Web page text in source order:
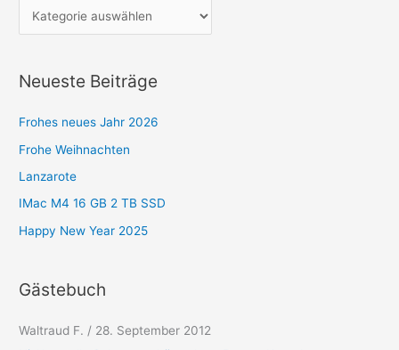
e
o
n
Neueste Beiträge
Frohes neues Jahr 2026
Frohe Weihnachten
Lanzarote
IMac M4 16 GB 2 TB SSD
Happy New Year 2025
Gästebuch
Waltraud F. / 28. September 2012
Karl-Heinz Boeck/1. Mai 2012